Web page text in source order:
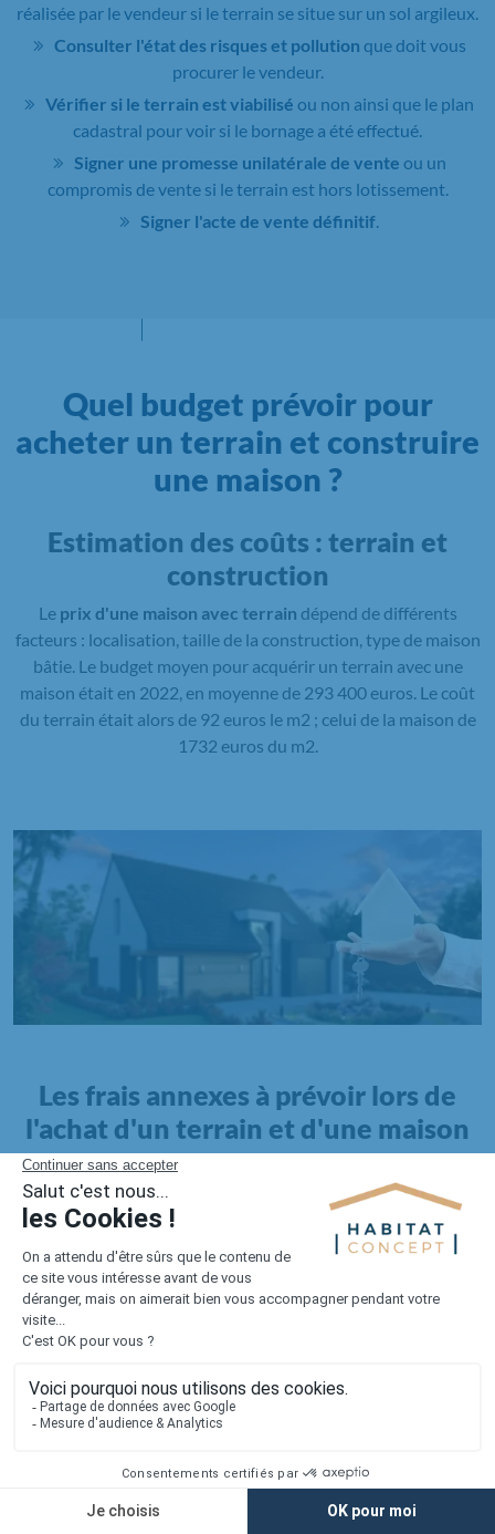
réalisée par le vendeur si le terrain se situe sur un sol argileux.
Consulter l'état des risques et pollution que doit vous
procurer le vendeur.
Vérifier si le terrain est viabilisé ou non ainsi que le plan
cadastral pour voir si le bornage a été effectué.
Signer une promesse unilatérale de vente ou un
compromis de vente si le terrain est hors lotissement.
Signer l'acte de vente définitif
Quel budget prévoir pour
acheter un terrain et construire
une maison ?
Estimation des coûts : terrain et
construction
Le prix d'une maison avec terrain dépend de différents
facteurs : localisation, taille de la construction, type de maison
bâtie. Le budget moyen pour acquérir un terrain avec une
maison était en 2022, en moyenne de 293 400 euros. Le coût
du terrain était alors de 92 euros le m2 ; celui de la maison de
1732 euros du m2.
Les frais annexes à prévoir lors de
l'achat d'un terrain et d'une maison
Il faut également intégrer à votre budget, les
pour la maison. Outre l'achat du terrain et la construction, il
faut prendre en compte la viabilisation si elle n'est pas
proposée par le constructeur. Les frais de raccordements et les
taxes éventuelles coûtent entre 5 000 et 15 000 euros selon la
localisation du terrain et son accès.
Quant auxfrais de notaire
Lorsque vous vous tournez vers une maison existante, il sera
nécessaire de faire des travaux de rénovation. Ceux-ci sont
souvent coûteux et doivent être ajoutés au prix de l'achat